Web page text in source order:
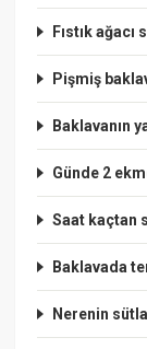
Fıstık ağacı
Pişmiş
Baklavanın
Günde 2
Saat kaçtan
Baklavada
Nerenin